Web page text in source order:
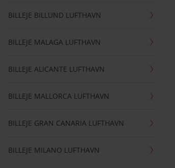
BILLEJE BILLUND LUFTHAVN
BILLEJE MALAGA LUFTHAVN
BILLEJE ALICANTE LUFTHAVN
BILLEJE MALLORCA LUFTHAVN
BILLEJE GRAN CANARIA LUFTHAVN
BILLEJE MILANO LUFTHAVN